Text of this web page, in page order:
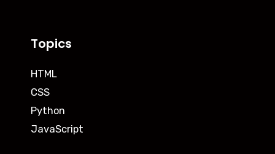
Topics
HTML
CSS
Python
JavaScript